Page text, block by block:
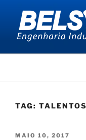
conteúdo
BELSYS
TAG:
PUBLICADO
MAIO 10, 2017